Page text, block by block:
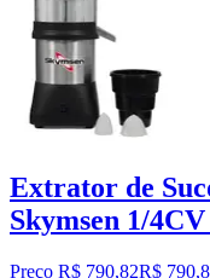
Extrator de
Skymsen 1/
Preço R$ 790,82R$ 790,